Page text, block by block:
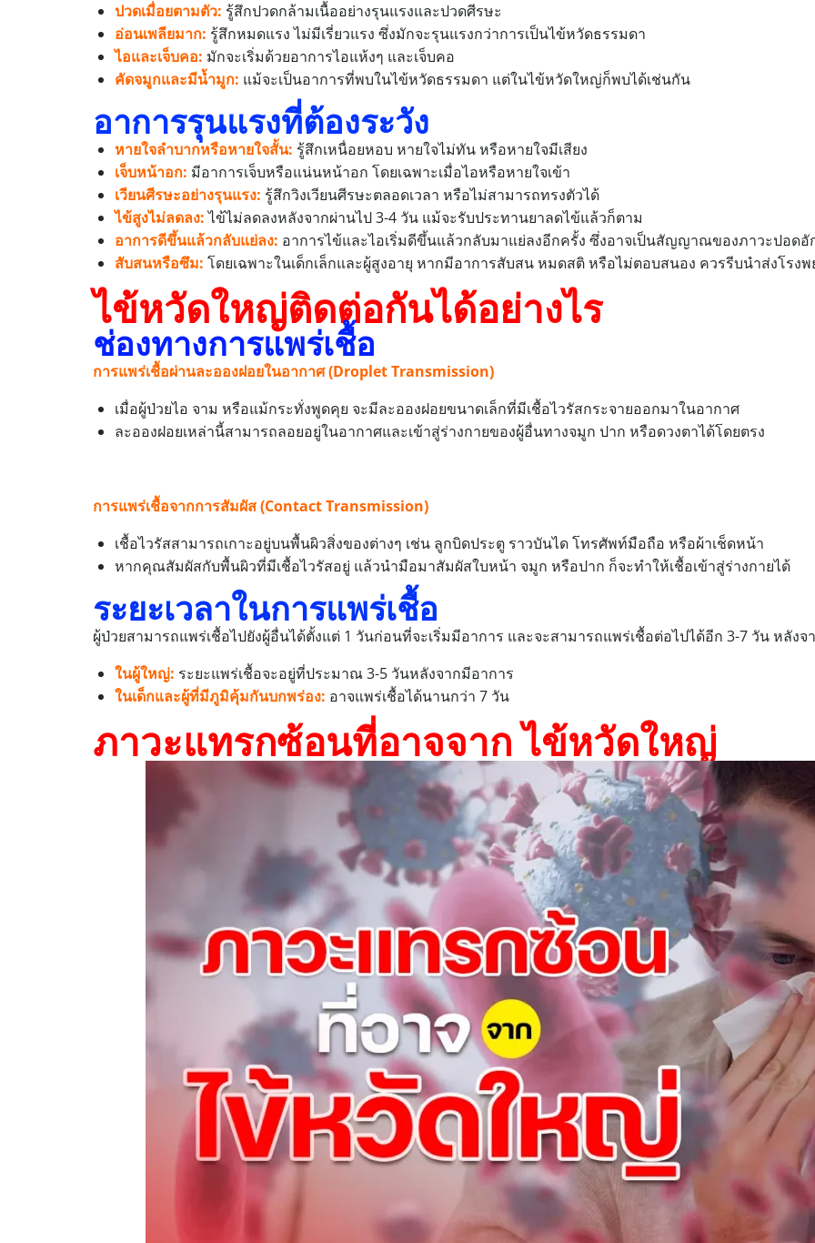
ปวดเมื่อยตามตัว: รู้สึกปวดกล้ามเนื้ออย่างรุนแรงและปวดศีรษะ
อ่อนเพลียมาก: รู้สึกหมดแรง ไม่มีเรี่ยวแรง ซึ่งมักจะรุนแรงกว่าการเป็นไข้หวัดธรรมดา
ไอและเจ็บคอ: มักจะเริ่มด้วยอาการไอแห้งๆ และเจ็บคอ
คัดจมูกและมีน้ำมูก: แม้จะเป็นอาการที่พบในไข้หวัดธรรมดา แต่ในไข้หวัดใหญ่ก็พบได้เช่นกัน
อาการรุนแรงที่ต้องระวัง
หายใจลำบากหรือหายใจสั้น: รู้สึกเหนื่อยหอบ หายใจไม่ทัน หรือหายใจมีเสียง
เจ็บหน้าอก: มีอาการเจ็บหรือแน่นหน้าอก โดยเฉพาะเมื่อไอหรือหายใจเข้า
เวียนศีรษะอย่างรุนแรง: รู้สึกวิงเวียนศีรษะตลอดเวลา หรือไม่สามารถทรงตัวได้
ไข้สูงไม่ลดลง:ไข้ไม่ลดลงหลังจากผ่านไป 3-4 วัน แม้จะรับประทานยาลดไข้แล้วก็ตาม
อาการดีขึ้นแล้วกลับแย่ลง: อาการไข้และไอเริ่มดีขึ้นแล้วกลับมาแย่ลงอีกครั้ง ซึ่งอาจเป็นสัญญาณของภาวะปอดอั
สับสนหรือซึม: โดยเฉพาะในเด็กเล็กและผู้สูงอายุ หากมีอาการสับสน หมดสติ หรือไม่ตอบสนอง ควรรีบนำส่งโรงพ
ไข้หวัดใหญ่ติดต่อกันได้อย่างไร
ช่องทางการแพร่เชื้อ
การแพร่เชื้อผ่านละอองฝอยในอากาศ (Droplet Transmission)
เมื่อผู้ป่วยไอ จาม หรือแม้กระทั่งพูดคุย จะมีละอองฝอยขนาดเล็กที่มีเชื้อไวรัสกระจายออกมาในอากาศ
ละอองฝอยเหล่านี้สามารถลอยอยู่ในอากาศและเข้าสู่ร่างกายของผู้อื่นทางจมูก ปาก หรือดวงตาได้โดยตรง
การแพร่เชื้อจากการสัมผัส (Contact Transmission)
เชื้อไวรัสสามารถเกาะอยู่บนพื้นผิวสิ่งของต่างๆ เช่น ลูกบิดประตู ราวบันได โทรศัพท์มือถือ หรือผ้าเช็ดหน้า
หากคุณสัมผัสกับพื้นผิวที่มีเชื้อไวรัสอยู่ แล้วนำมือมาสัมผัสใบหน้า จมูก หรือปาก ก็จะทำให้เชื้อเข้าสู่ร่างกายได้
ระยะเวลาในการแพร่เชื้อ
ผู้ป่วยสามารถแพร่เชื้อไปยังผู้อื่นได้ตั้งแต่ 1 วันก่อนที่จะเริ่มมีอาการ และจะสามารถแพร่เชื้อต่อไปได้อีก 3-7 วัน หลังจ
ในผู้ใหญ่: ระยะแพร่เชื้อจะอยู่ที่ประมาณ 3-5 วันหลังจากมีอาการ
ในเด็กและผู้ที่มีภูมิคุ้มกันบกพร่อง: อาจแพร่เชื้อได้นานกว่า 7 วัน
ภาวะแทรกซ้อนที่อาจจาก ไข้หวัดใหญ่